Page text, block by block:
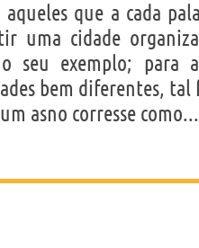
que a cada
uma cidade
seu exemplo; para
bem diferentes,
asno corresse